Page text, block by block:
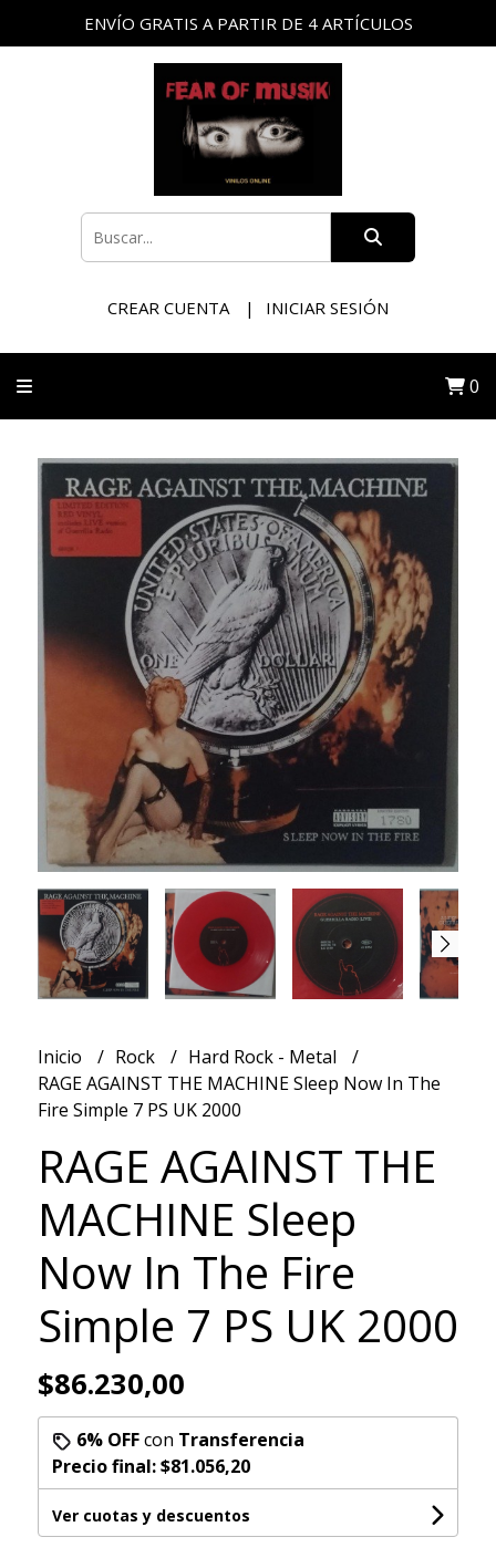
ENVÍO GRATIS A PARTIR DE 4 ARTÍCULOS
CREAR CUENTA INICIAR SESIÓN
0
Inicio Rock
Hard Rock - Metal
RAGE AGAINST THE MACHINE Sleep Now In The
Fire Simple 7 PS UK 2000
RAGE AGAINST THE
MACHINE Sleep
Now In The Fire
Simple 7 PS UK 2000
$86.230,00
6% OFFcon Transferencia
Precio final:$81.056,20
Ver cuotas y descuentos